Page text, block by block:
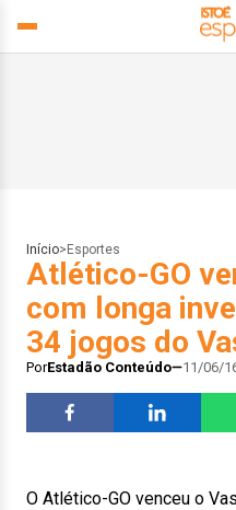
Início> Esportes
Atlético-GO
com longa
34 jogos do
PorEstadão Conteúdo 11/06/
O Atlético-GO venceu o